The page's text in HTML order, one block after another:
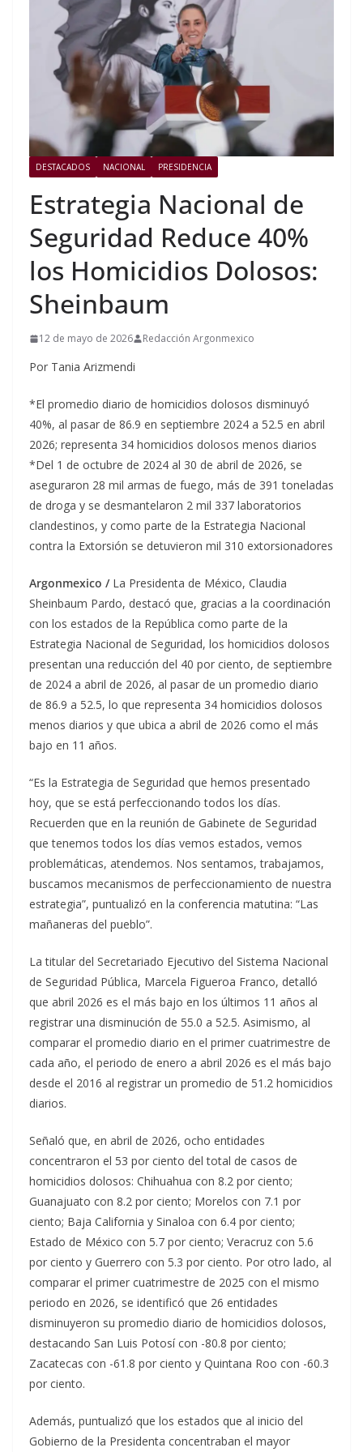
DESTACADOS NACIONAL PRESIDENCIA
Estrategia Nacional de
Seguridad Reduce 40%
los Homicidios Dolosos:
Sheinbaum
12 de mayo de 2026 Redacción Argonmexico
Por Tania Arizmendi
*El promedio diario de homicidios dolosos disminuyó
40%, al pasar de 86.9 en septiembre 2024 a 52.5 en abril
2026; representa 34 homicidios dolosos menos diarios
*Del 1 de octubre de 2024 al 30 de abril de 2026, se
aseguraron 28 mil armas de fuego, más de 391 toneladas
de droga y se desmantelaron 2 mil 337 laboratorios
clandestinos, y como parte de la Estrategia Nacional
contra la Extorsión se detuvieron mil 310 extorsionadores
Argonmexico / La Presidenta de México, Claudia
Sheinbaum Pardo, destacó que, gracias a la coordinación
con los estados de la República como parte de la
Estrategia Nacional de Seguridad, los homicidios dolosos
presentan una reducción del 40 por ciento, de septiembre
de 2024 a abril de 2026, al pasar de un promedio diario
de 86.9 a 52.5, lo que representa 34 homicidios dolosos
menos diarios y que ubica a abril de 2026 como el más
bajo en 11 años.
“Es la Estrategia de Seguridad que hemos presentado
hoy, que se está perfeccionando todos los días.
Recuerden que en la reunión de Gabinete de Seguridad
que tenemos todos los días vemos estados, vemos
problemáticas, atendemos. Nos sentamos, trabajamos,
buscamos mecanismos de perfeccionamiento de nuestra
estrategia”, puntualizó en la conferencia matutina: “Las
mañaneras del pueblo”.
La titular del Secretariado Ejecutivo del Sistema Nacional
de Seguridad Pública, Marcela Figueroa Franco, detalló
que abril 2026 es el más bajo en los últimos 11 años al
registrar una disminución de 55.0 a 52.5. Asimismo, al
comparar el promedio diario en el primer cuatrimestre de
cada año, el periodo de enero a abril 2026 es el más bajo
desde el 2016 al registrar un promedio de 51.2 homicidios
diarios.
Señaló que, en abril de 2026, ocho entidades
concentraron el 53 por ciento del total de casos de
homicidios dolosos: Chihuahua con 8.2 por ciento;
Guanajuato con 8.2 por ciento; Morelos con 7.1 por
ciento; Baja California y Sinaloa con 6.4 por ciento;
Estado de México con 5.7 por ciento; Veracruz con 5.6
por ciento y Guerrero con 5.3 por ciento. Por otro lado, al
comparar el primer cuatrimestre de 2025 con el mismo
periodo en 2026, se identificó que 26 entidades
disminuyeron su promedio diario de homicidios dolosos,
destacando San Luis Potosí con -80.8 por ciento;
Zacatecas con -61.8 por ciento y Quintana Roo con -60.3
por ciento.
Además, puntualizó que los estados que al inicio del
Gobierno de la Presidenta concentraban el mayor